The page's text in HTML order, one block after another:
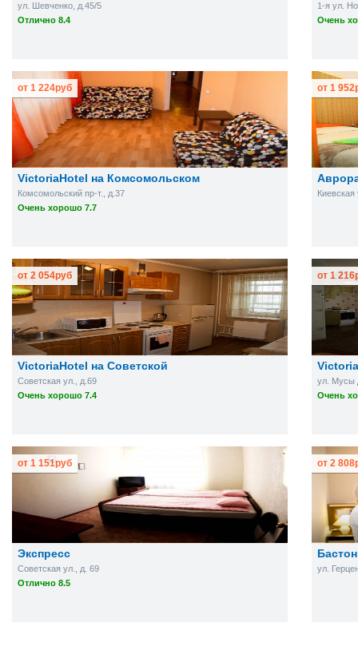
ул. Шевченко, д.45/5
Отлично 8.4
1-я ул.
Очень
VictoriaHotel на Комсомольском
Комсомольский пр-т., д.37
Очень хорошо 7.7
от 1 224руб
Киевская
от 1 952
VictoriaHotel на Советской
Советская ул., д.69
Очень хорошо 7.4
от 2 054руб
ул. Мусы
Очень
от 1 216
Экспресс
Советская ул., д. 69
Отлично 8.5
от 1 151руб
Бастон
ул.
от 2 808